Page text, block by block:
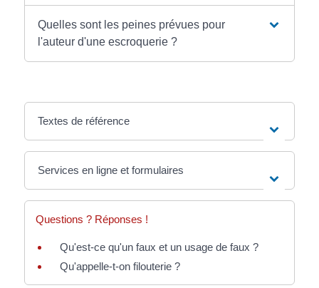
Quelles sont les peines prévues pour
l'auteur d'une escroquerie ?
Textes de référence
Services en ligne et formulaires
Questions ? Réponses !
Qu'est-ce qu'un faux et un usage de faux ?
Qu'appelle-t-on filouterie ?